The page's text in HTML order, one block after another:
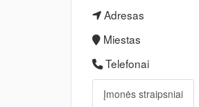
Adresas
Miestas
Telefonai
Įmonės straipsniai